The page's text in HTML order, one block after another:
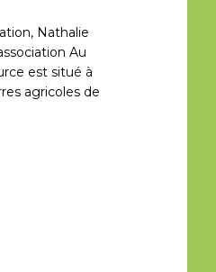
Nathalie
Au
est situé à
agricoles de